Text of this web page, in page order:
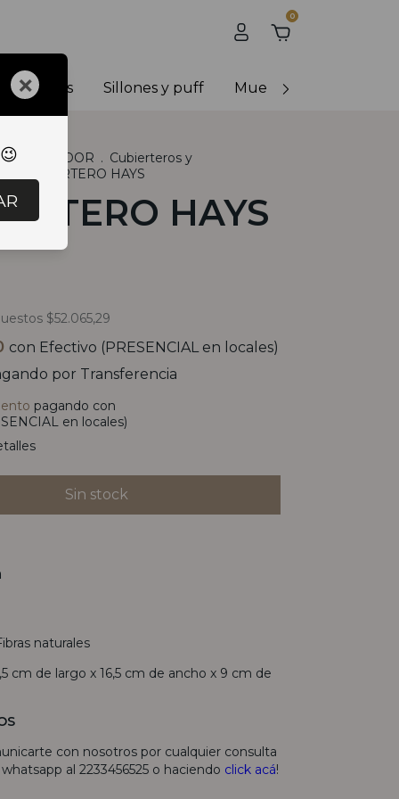
0
Sillones y puff Muebles de exterior
. COMEDOR . Cubierteros y
CUBIERTERO HAYS
HAYS
$52.065,29
con Efectivo (PRESENCIAL en locales)
por Transferencia
pagando con
en locales)
naturales
cm de largo x 16,5 cm de ancho x 9 cm de
con nosotros por cualquier consulta
al 2233456525 o haciendo click acá!
×